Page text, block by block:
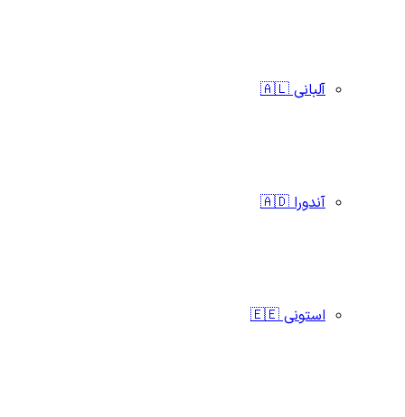
آلبانی 🇦🇱
آندورا 🇦🇩
استونی 🇪🇪